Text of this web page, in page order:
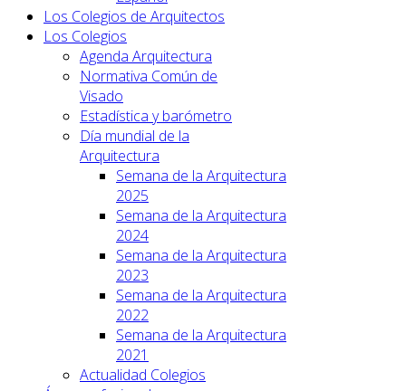
Los Colegios de Arquitectos
Los Colegios
Agenda Arquitectura
Normativa Común de
Visado
Estadística y barómetro
Día mundial de la
Arquitectura
Semana de la Arquitectura
2025
Semana de la Arquitectura
2024
Semana de la Arquitectura
2023
Semana de la Arquitectura
2022
Semana de la Arquitectura
2021
Actualidad Colegios